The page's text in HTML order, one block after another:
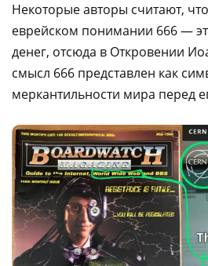
Некоторые авторы считают,
еврейском понимании 666 —
денег, отсюда в Откровении
смысл 666 представлен как
меркантильности мира перед